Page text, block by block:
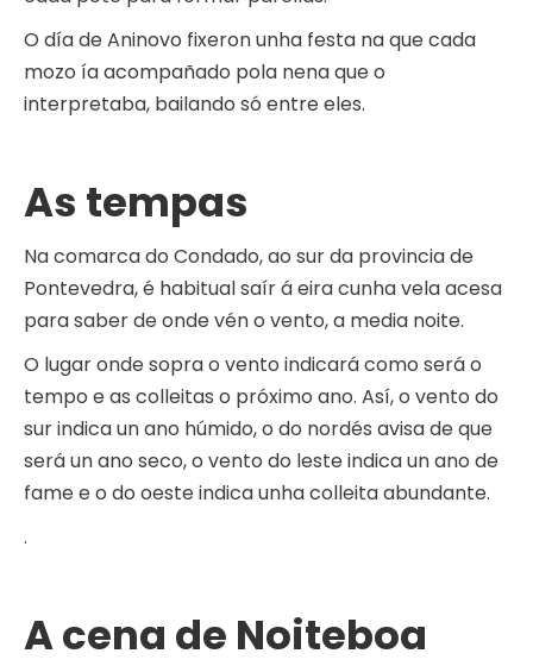
O día de Aninovo fixeron unha festa na que cada
mozo ía acompañado pola nena que o
interpretaba, bailando só entre eles.
As tempas
Na comarca do Condado, ao sur da provincia de
Pontevedra, é habitual saír á eira cunha vela acesa
para saber de onde vén o vento, a media noite.
O lugar onde sopra o vento indicará como será o
tempo e as colleitas o próximo ano. Así, o vento do
sur indica un ano húmido, o do nordés avisa de que
será un ano seco, o vento do leste indica un ano de
fame e o do oeste indica unha colleita abundante.
.
A cena de Noiteboa